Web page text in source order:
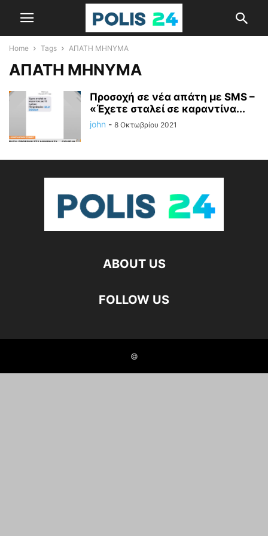
Home Tags ΑΠΑΤΗ ΜΗΝΥΜΑ
ΑΠΑΤΗ ΜΗΝΥΜΑ
Προσοχή σε νέα απάτη με SMS –
«Έχετε σταλεί σε καραντίνα...
john - 8 Οκτωβρίου 2021
ABOUT US
FOLLOW US
©